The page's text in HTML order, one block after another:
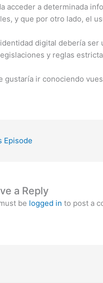
acceder a determinada
y que por otro lado, el
digital debería
y reglas
gustaría ir conociendo
Episode
a Reply
be logged in to post a